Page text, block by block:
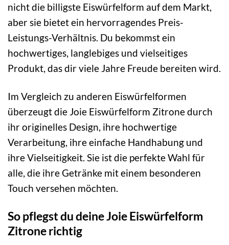
nicht die billigste Eiswürfelform auf dem Markt,
aber sie bietet ein hervorragendes Preis-
Leistungs-Verhältnis. Du bekommst ein
hochwertiges, langlebiges und vielseitiges
Produkt, das dir viele Jahre Freude bereiten wird.
Im Vergleich zu anderen Eiswürfelformen
überzeugt die Joie Eiswürfelform Zitrone durch
ihr originelles Design, ihre hochwertige
Verarbeitung, ihre einfache Handhabung und
ihre Vielseitigkeit. Sie ist die perfekte Wahl für
alle, die ihre Getränke mit einem besonderen
Touch versehen möchten.
So pflegst du deine Joie Eiswürfelform
Zitrone richtig